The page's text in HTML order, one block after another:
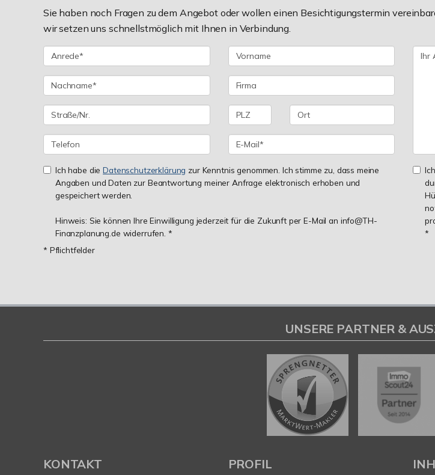
Sie haben noch Fragen zu dem Angebot oder wollen einen Besichtigungstermin
wir setzen uns schnellstmöglich mit Ihnen in Verbindung.
Ich habe dieDatenschutzerklärung zur Kenntnis genommen. Ich stimme zu, dass meine
Angaben und Daten zur Beantwortung meiner Anfrage elektronisch erhoben und
gespeichert werden.
Hinweis: Sie können Ihre Einwilligung jederzeit für die Zukunft per E-Mail an info@TH-
Finanzplanung.de widerrufen. *
*
* Pflichtfelder
UNSERE PARTNER &
KONTAKT PROFIL